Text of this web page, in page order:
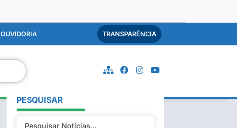
OUVIDORIA TRANSPARÊNCIA
PESQUISAR